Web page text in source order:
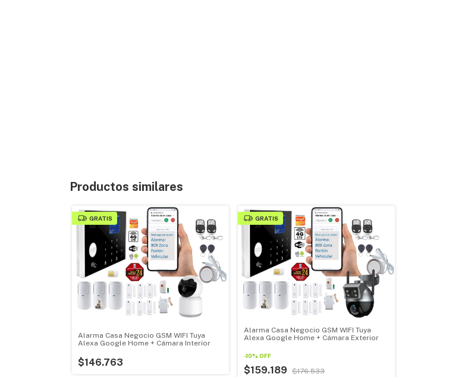
Productos similares
GRATIS
Alarma Casa Negocio GSM WIFI Tuya
Alexa Google Home + Cámara Interior
$146.763
GRATIS
Alarma Casa Negocio GSM WIFI Tuya
Alexa Google Home + Cámara Exterior
-10% OFF
$159.189 $176.533